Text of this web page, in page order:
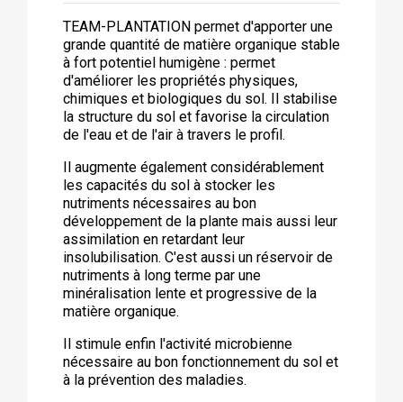
TEAM-PLANTATION permet d'apporter une
grande quantité de matière organique stable
à fort potentiel humigène : permet
d'améliorer les propriétés physiques,
chimiques et biologiques du sol. Il stabilise
la structure du sol et favorise la circulation
de l'eau et de l'air à travers le profil.
Il augmente également considérablement
les capacités du sol à stocker les
nutriments nécessaires au bon
développement de la plante mais aussi leur
assimilation en retardant leur
insolubilisation. C'est aussi un réservoir de
nutriments à long terme par une
minéralisation lente et progressive de la
matière organique.
Il stimule enfin l'activité microbienne
nécessaire au bon fonctionnement du sol et
à la prévention des maladies.